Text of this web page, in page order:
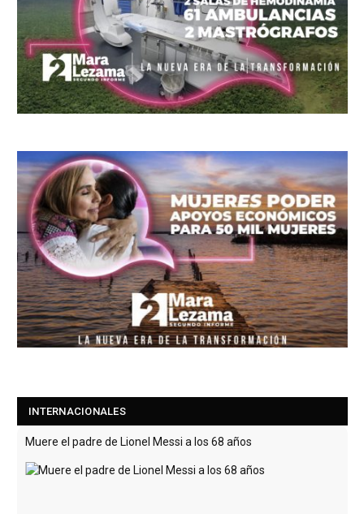
INTERNACIONALES
Muere el padre de Lionel Messi a los 68 años